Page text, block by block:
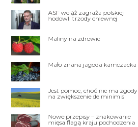
ASF wciąż zagraża polskiej
hodowli trzody chlewnej
Maliny na zdrowie
Mało znana jagoda kamczacka
Jest pomoc, choć nie ma zgody
na zwiększenie de minimis
Nowe przepisy – znakowanie
mięsa flagą kraju pochodzenia